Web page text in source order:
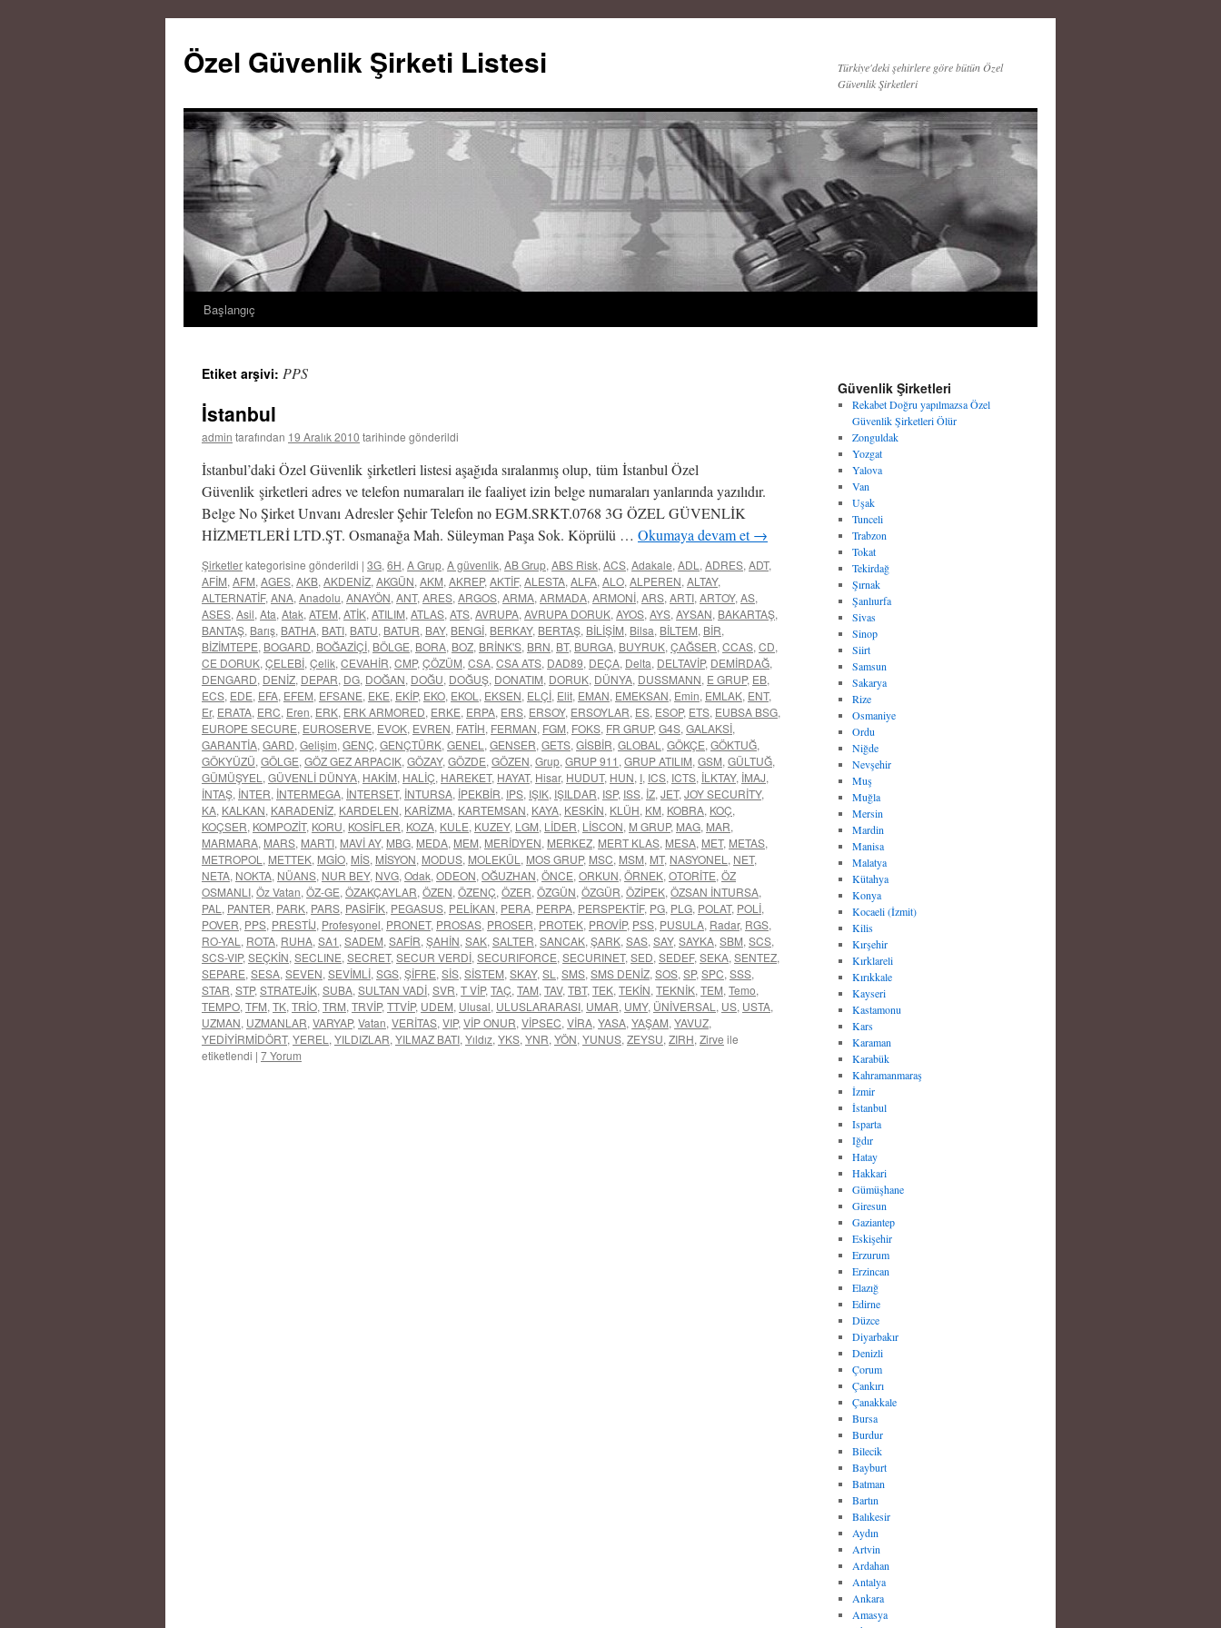
Özel Güvenlik Şirketi Listesi
Türkiye'deki şehirlere göre bütün Özel
Güvenlik Şirketleri
İçeriğe
Başlangıç
Etiket arşivi: PPS
İstanbul
admin tarafından 19 Aralık 2010 tarihinde gönderildi
İstanbul’daki Özel Güvenlik şirketleri listesi aşağıda sıralanmış olup, tüm İstanbul Özel
Güvenlik şirketleri adres ve telefon numaraları ile faaliyet izin belge numaraları yanlarında yazılıdır.
Belge No Şirket Unvanı Adresler Şehir Telefon no EGM.SRKT.0768 3G ÖZEL GÜVENLİK
HİZMETLERİ LTD.ŞT. Osmanağa Mah. Süleyman Paşa Sok. Köprülü … Okumaya devam et→
Şirketlerkategorisine gönderildi | 3G, 6H, A Grup, A güvenlik, AB Grup, ABS Risk, ACS, Adakale, ADL , ADRES, ADT,
AFİM, AFM, AGES, AKB, AKDENİZ, AKGÜN, AKM, AKREP, AKTİF, ALESTA, ALFA, ALO, ALPEREN, ALTAY,
ALTERNATİF, ANA, Anadolu, ANAYÖN, ANT, ARES, ARGOS, ARMA, ARMADA, ARMONİ, ARS, ARTI, ARTOY, AS,
ASES, Asil, Ata, Atak, ATEM, ATİK, ATILIM, ATLAS, ATS, AVRUPA, AVRUPA DORUK, AYOS, AYS, AYSAN, BAKARTAŞ,
BANTAŞ, Barış, BATHA, BATI, BATU, BATUR, BAY, BENGİ, BERKAY, BERTAŞ, BİLİŞİM, Bilsa, BİLTEM, BİR,
BİZİMTEPE, BOGARD, BOĞAZİÇİ, BÖLGE, BORA, BOZ, BRİNK'S, BRN, BT, BURGA, BUYRUK, ÇAĞSER, CCAS, CD,
CE DORUK, ÇELEBİ, Çelik, CEVAHİR, CMP, ÇÖZÜM, CSA, CSA ATS, DAD89, DEÇA, Delta, DELTAVİP, DEMİRDAĞ,
DENGARD, DENİZ, DEPAR, DG, DOĞAN, DOĞU, DOĞUŞ, DONATIM, DORUK, DÜNYA, DUSSMANN, E GRUP, EB,
ECS, EDE, EFA, EFEM, EFSANE, EKE, EKİP, EKO, EKOL , EKSEN, ELÇİ, Elit, EMAN, EMEKSAN, Emin, EMLAK, ENT,
Er, ERATA, ERC, Eren, ERK, ERK ARMORED, ERKE, ERPA, ERS, ERSOY, ERSOYLAR, ES, ESOP, ETS, EUBSA BSG,
EUROPE SECURE, EUROSERVE, EVOK, EVREN, FATİH, FERMAN, FGM, FOKS, FR GRUP, G4S, GALAKSİ,
GARANTİA, GARD, Gelişim, GENÇ, GENÇTÜRK, GENEL , GENSER, GETS, GİSBİR, GLOBAL , GÖKÇE, GÖKTUĞ,
GÖKYÜZÜ, GÖLGE, GÖZ GEZ ARPACIK, GÖZAY, GÖZDE, GÖZEN, Grup, GRUP 911 , GRUP ATILIM, GSM, GÜLTUĞ,
GÜMÜŞYEL , GÜVENLİ DÜNYA, HAKİM, HALİÇ, HAREKET, HAYAT, Hisar, HUDUT, HUN, I, ICS, ICTS, İLKTAY, İMAJ,
İNTAŞ, İNTER, İNTERMEGA, İNTERSET, İNTURSA, İPEKBİR, IPS, IŞIK, IŞILDAR, ISP, ISS, İZ, JET, JOY SECURİTY,
KA, KALKAN, KARADENİZ, KARDELEN, KARİZMA, KARTEMSAN, KAYA, KESKİN, KLÜH, KM, KOBRA, KOÇ,
KOÇSER, KOMPOZİT, KORU, KOSİFLER, KOZA, KULE, KUZEY, LGM, LİDER, LİSCON, M GRUP, MAG, MAR,
MARMARA, MARS, MARTI, MAVİ AY, MBG, MEDA, MEM, MERİDYEN, MERKEZ, MERT KLAS, MESA, MET, METAS,
METROPOL , METTEK, MGİO, MİS, MİSYON, MODUS, MOLEKÜL , MOS GRUP, MSC, MSM, MT, NASYONEL , NET,
NETA, NOKTA, NÜANS, NUR BEY, NVG, Odak, ODEON, OĞUZHAN, ÖNCE, ORKUN, ÖRNEK, OTORİTE, ÖZ
OSMANLI, Öz Vatan, ÖZ-GE, ÖZAKÇAYLAR, ÖZEN, ÖZENÇ, ÖZER, ÖZGÜN, ÖZGÜR, ÖZİPEK, ÖZSAN İNTURSA,
PAL , PANTER, PARK, PARS, PASİFİK, PEGASUS, PELİKAN, PERA, PERPA, PERSPEKTİF, PG, PLG, POLAT, POLİ,
POVER, PPS, PRESTİJ, Profesyonel, PRONET, PROSAS, PROSER, PROTEK, PROVİP, PSS, PUSULA, Radar, RGS,
RO-YAL , ROTA, RUHA, SA1 , SADEM, SAFİR, ŞAHİN, SAK, SALTER, SANCAK, ŞARK, SAS, SAY, SAYKA, SBM, SCS,
SCS-VIP, SEÇKİN, SECLINE, SECRET, SECUR VERDİ, SECURIFORCE, SECURINET, SED, SEDEF, SEKA, SENTEZ,
SEPARE, SESA, SEVEN, SEVİMLİ, SGS, ŞİFRE, SİS, SİSTEM, SKAY, SL , SMS, SMS DENİZ, SOS, SP, SPC, SSS,
STAR, STP, STRATEJİK, SUBA, SULTAN VADİ, SVR, T VİP, TAÇ, TAM, TAV, TBT, TEK, TEKİN, TEKNİK, TEM, Temo,
TEMPO, TFM, TK, TRİO, TRM, TRVİP, TTVİP, UDEM, Ulusal, ULUSLARARASI, UMAR, UMY, ÜNİVERSAL , US, USTA,
UZMAN, UZMANLAR, VARYAP, Vatan, VERİTAS, VIP, VİP ONUR, VİPSEC, VİRA, YASA, YAŞAM, YAVUZ,
YEDİYİRMİDÖRT, YEREL , YILDIZLAR, YILMAZ BATI, Yıldız, YKS, YNR, YÖN, YUNUS, ZEYSU, ZIRH, Zirve ile
etiketlendi | 7 Yorum
Güvenlik Şirketleri
Rekabet Doğru yapılmazsa Özel
Güvenlik Şirketleri Ölür
Zonguldak
Yozgat
Yalova
Van
Uşak
Tunceli
Trabzon
Tokat
Tekirdağ
Şırnak
Şanlıurfa
Sivas
Sinop
Siirt
Samsun
Sakarya
Rize
Osmaniye
Ordu
Niğde
Nevşehir
Muş
Muğla
Mersin
Mardin
Manisa
Malatya
Kütahya
Konya
Kocaeli (İzmit)
Kilis
Kırşehir
Kırklareli
Kırıkkale
Kayseri
Kastamonu
Kars
Karaman
Karabük
Kahramanmaraş
İzmir
İstanbul
Isparta
Iğdır
Hatay
Hakkari
Gümüşhane
Giresun
Gaziantep
Eskişehir
Erzurum
Erzincan
Elazığ
Edirne
Düzce
Diyarbakır
Denizli
Çorum
Çankırı
Çanakkale
Bursa
Burdur
Bilecik
Bayburt
Batman
Bartın
Balıkesir
Aydın
Artvin
Ardahan
Antalya
Ankara
Amasya